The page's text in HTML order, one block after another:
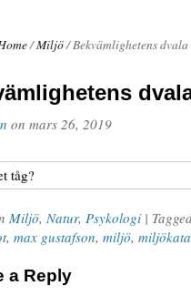
/Miljö/Bekvämlighetens dvala
on mars 26, 2019
Miljö, Natur, Psykologi |
, max gustafson, miljö,
a Reply